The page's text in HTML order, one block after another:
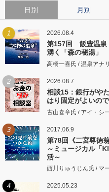
日別 月別
1 2026.08.4
第157回 飯豊温泉
湧く「森の秘湯」
高橋一喜氏 / 温泉アナ
2 2026.08.7
相談15：銀行がや
はり固定がよいの
古山喜章氏 / アイ・シ
3 2017.06.9
第78回《二宮尊徳
～ミュージカル「
活～
西川りゅうじん氏 / マ
4 2025.05.23